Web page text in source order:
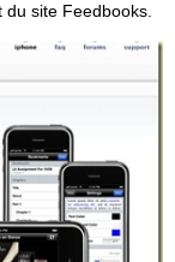
du site Feedbooks.